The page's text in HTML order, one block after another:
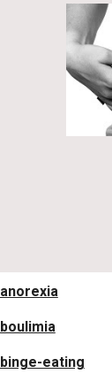
anorexia
boulimia
binge-eating